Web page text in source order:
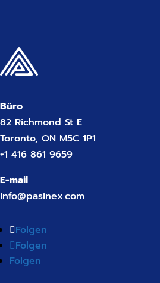
Büro
82 Richmond St E
Toronto, ON M5C 1P1
+1 416 861 9659
E-mail
info@pasinex.com
Folgen
Folgen
Folgen